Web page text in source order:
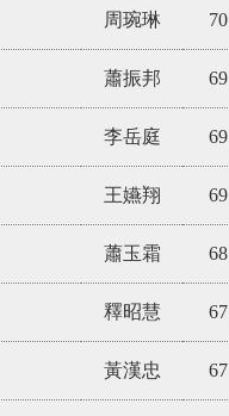
周琬琳 70
蕭振邦 69
李岳庭 69
王嬿翔 69
蕭玉霜 68
釋昭慧 67
黃漢忠 67